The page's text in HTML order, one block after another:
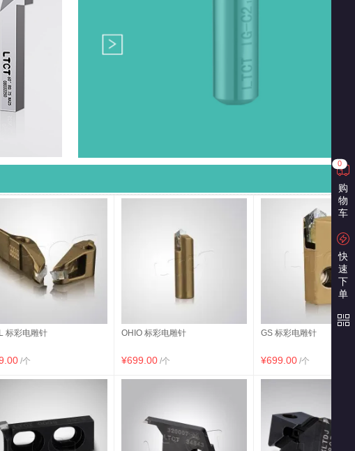
0
购
物
车
快
速
下
单
标彩电雕针
/个
OHIO 标彩电雕针
¥699.00 /个
GS 标彩电雕针
¥699.00 /个